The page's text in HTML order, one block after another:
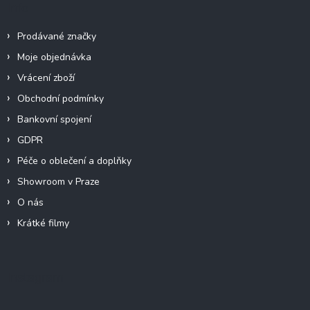
Prodávané značky
Moje objednávka
Vrácení zboží
Obchodní podmínky
Bankovní spojení
GDPR
Péče o oblečení a doplňky
Showroom v Praze
O nás
Krátké filmy